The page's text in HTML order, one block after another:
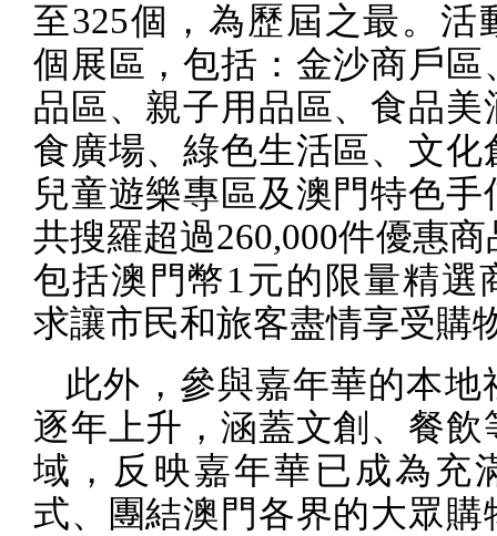
至325個，為歷屆之最。活
個展區，包括：金沙商戶區
品區、親子用品區、食品美
食廣場、綠色生活區、文化
兒童遊樂專區及澳門特色手
共搜羅超過260,000件優惠商
包括澳門幣1元的限量精選
求讓市民和旅客盡情享受購
此外，參與嘉年華的本地
逐年上升，涵蓋文創、餐飲
域，反映嘉年華已成為充
式、團結澳門各界的大眾購